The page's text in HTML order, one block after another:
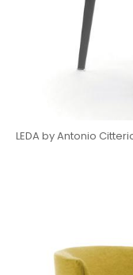
LEDA by Antonio